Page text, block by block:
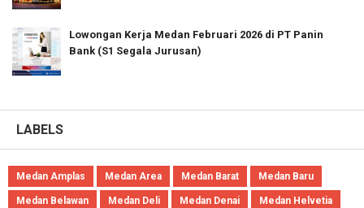
Lowongan Kerja Medan Februari 2026 di PT Panin
Bank (S1 Segala Jurusan)
LABELS
Medan Amplas Medan Area Medan Barat Medan Baru
Medan Belawan Medan Deli Medan Denai Medan Helvetia